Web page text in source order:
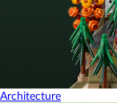
Architecture